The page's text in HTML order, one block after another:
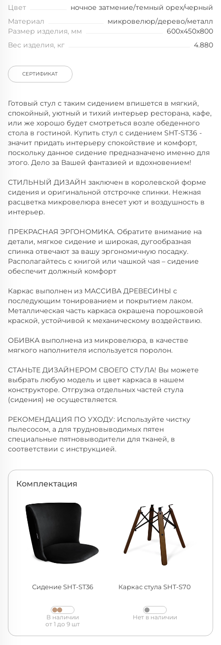
Цвет
ночное затмение/темный орех/черный
Материал
микровелюр/дерево/металл
Размер изделия, мм
600x450x800
Вес изделия, кг
4.880
СЕРТИФИКАТ
Готовый стул с таким сидением впишется в мягкий,
спокойный, уютный и тихий интерьер ресторана, кафе,
или же хорошо будет смотреться возле обеденного
стола в гостиной. Купить стул с сидением SHT-ST36 -
значит придать интерьеру спокойствие и комфорт,
поскольку данное сидение предназначено именно для
этого. Дело за Вашей фантазией и вдохновением!
СТИЛЬНЫЙ ДИЗАЙН заключен в королевской форме
сидения и оригинальной отстрочке спинки. Нежная
расцветка микровелюра внесет уют и воздушность в
интерьер.
ПРЕКРАСНАЯ ЭРГОНОМИКА. Обратите внимание на
детали, мягкое сидение и широкая, дугообразная
спинка отвечают за вашу эргономичную посадку.
Располагайтесь с книгой или чашкой чая – сидение
обеспечит должный комфорт
Каркас выполнен из МАССИВА ДРЕВЕСИНЫ с
последующим тонированием и покрытием лаком.
Металлическая часть каркаса окрашена порошковой
краской, устойчивой к механическому воздействию.
ОБИВКА выполнена из микровелюра, в качестве
мягкого наполнителя используется поролон.
СТАНЬТЕ ДИЗАЙНЕРОМ СВОЕГО СТУЛА! Вы можете
выбрать любую модель и цвет каркаса в нашем
конструкторе. Отгрузка отдельных частей стула
(сидения) не осуществляется.
РЕКОМЕНДАЦИЯ ПО УХОДУ: Используйте чистку
пылесосом, а для трудновыводимых пятен
специальные пятновыводители для тканей, в
соответствии с инструкцией.
Комплектация
Сидение SHT-ST36
В наличии
от 1 до 9 шт
Каркас стула SHT-S70
Нет в наличии